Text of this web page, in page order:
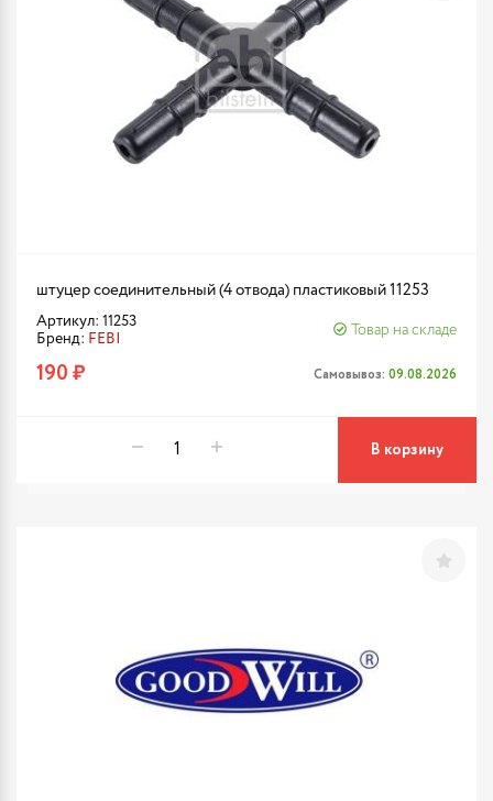
штуцер соединительный (4 отвода) пластиковый 11253
Артикул: 11253
Бренд: FEBI
Товар на складе
190 ₽ Самовывоз: 09.08.2026
В корзину